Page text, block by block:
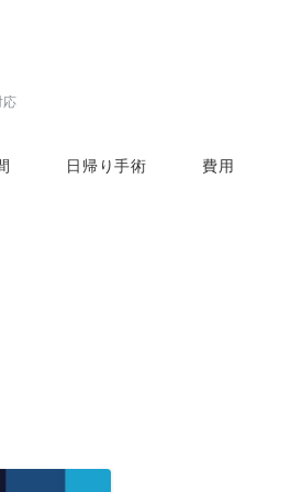
応
日帰り手術 費用